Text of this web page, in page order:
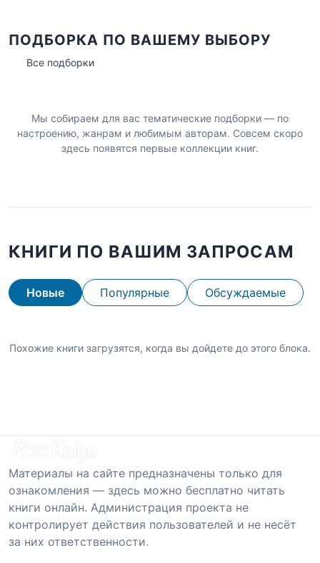
ПОДБОРКА ПО ВАШЕМУ ВЫБОРУ
Все подборки
Мы собираем для вас тематические подборки — по
настроению, жанрам и любимым авторам. Совсем скоро
здесь появятся первые коллекции книг.
КНИГИ ПО ВАШИМ ЗАПРОСАМ
Новые Популярные Обсуждаемые
Похожие книги загрузятся, когда вы дойдете до этого блока.
Материалы на сайте предназначены только для
ознакомления — здесь можно бесплатно читать
книги онлайн. Администрация проекта не
контролирует действия пользователей и не несёт
за них ответственности.